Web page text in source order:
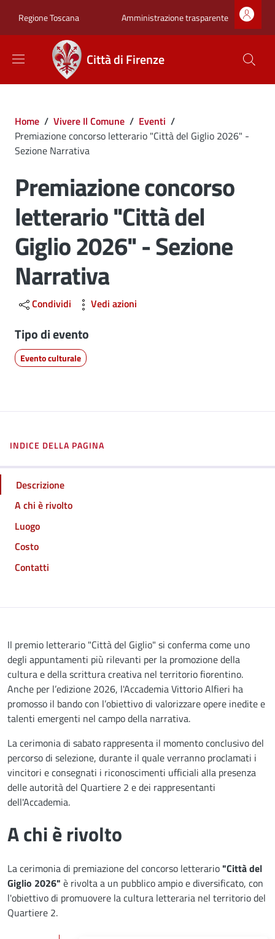
Regione Toscana Zona superiore
Amministrazione trasparente
Città di Firenze
Briciole di pane
Home / Vivere Il Comune / Eventi /
Premiazione concorso letterario "Città del Giglio 2026" -
Sezione Narrativa
Premiazione concorso
letterario "Città del
Giglio 2026" - Sezione
Narrativa
Condividi Vedi azioni
Tipo di evento
Evento culturale
INDICE DELLA PAGINA
Descrizione
A chi è rivolto
Luogo
Costo
Contatti
Descrizione
Il premio letterario "Città del Giglio" si conferma come uno
degli appuntamenti più rilevanti per la promozione della
cultura e della scrittura creativa nel territorio fiorentino.
Anche per l’edizione 2026, l'Accademia Vittorio Alfieri ha
promosso il bando con l’obiettivo di valorizzare opere inedite e
talenti emergenti nel campo della narrativa.
La cerimonia di sabato rappresenta il momento conclusivo del
percorso di selezione, durante il quale verranno proclamati i
vincitori e consegnati i riconoscimenti ufficiali alla presenza
delle autorità del Quartiere 2 e dei rappresentanti
dell'Accademia.
A chi è rivolto
La cerimonia di premiazione del concorso letterario "Città del
Giglio 2026" è rivolta a un pubblico ampio e diversificato, con
l'obiettivo di promuovere la cultura letteraria nel territorio del
Quartiere 2.